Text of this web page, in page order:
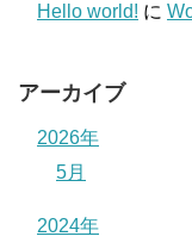
Hello world! に
アーカイブ
2026年
5月
2024年